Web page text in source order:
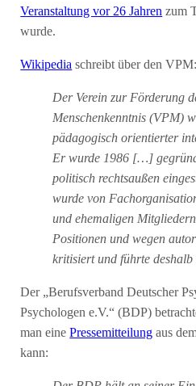
Veranstaltung vor 26 Jahren zum
wurde.
Wikipedia schreibt über den VPM:
Der Verein zur Förderung
Menschenkenntnis (VPM)
pädagogisch orientierter
Er wurde 1986 […]
politisch rechtsaußen
wurde von
und ehemaligen
Positionen und wegen
kritisiert und führte deshalb
Der „Berufsverband Deutscher
Psychologen e.V.“ (BDP)
man einePressemitteilung aus
kann: